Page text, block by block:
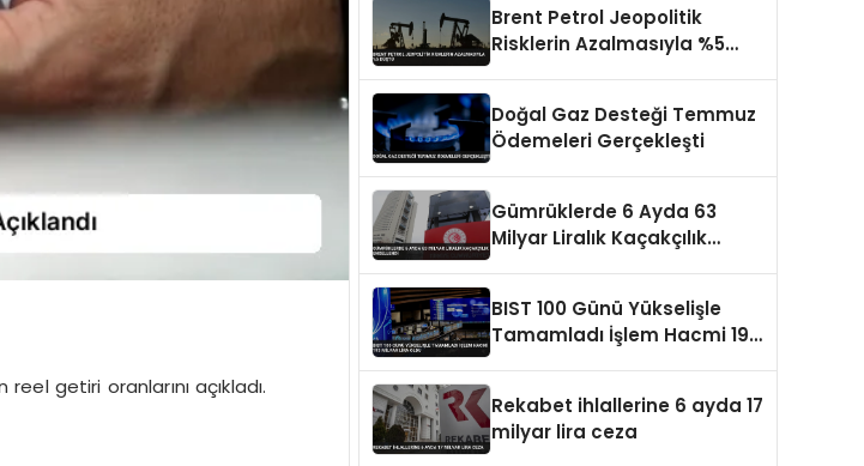
getiri oranlarını açıkladı.
Brent Petrol Jeopolitik
Risklerin Azalmasıyla %5
Doğal Gaz Desteği Temmuz
Ödemeleri Gerçekleşti
Gümrüklerde 6 Ayda 63
Milyar Liralık Kaçakçılık
BIST 100 Günü Yükselişle
Tamamladı İşlem Hacmi 193
Rekabet ihlallerine 6 ayda 17
milyar lira ceza